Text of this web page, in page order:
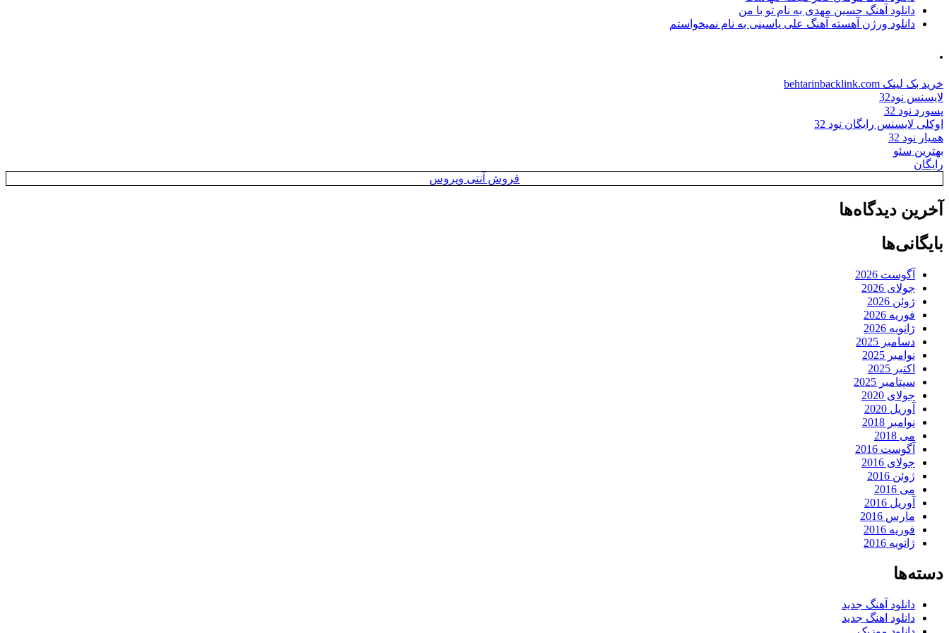
دانلود آهنگ حسین مهدی به نام تو با من
دانلود ورژن آهسته آهنگ علی یاسینی به نام نمیخواستم
.
خرید بک لینک behtarinbacklink.com
لایسنس نود32
پسورد نود 32
اوکلی لایسنس رایگان نود 32
همیار نود 32
بهترین سئو
رایگان
فروش آنتی ویروس
آخرین دیدگاه‌ها
بایگانی‌ها
آگوست 2026
جولای 2026
ژوئن 2026
فوریه 2026
ژانویه 2026
دسامبر 2025
نوامبر 2025
اکتبر 2025
سپتامبر 2025
جولای 2020
آوریل 2020
نوامبر 2018
می 2018
آگوست 2016
جولای 2016
ژوئن 2016
می 2016
آوریل 2016
مارس 2016
فوریه 2016
ژانویه 2016
دسته‌ها
دانلود آهنگ جدید
دانلود اهنگ جدید